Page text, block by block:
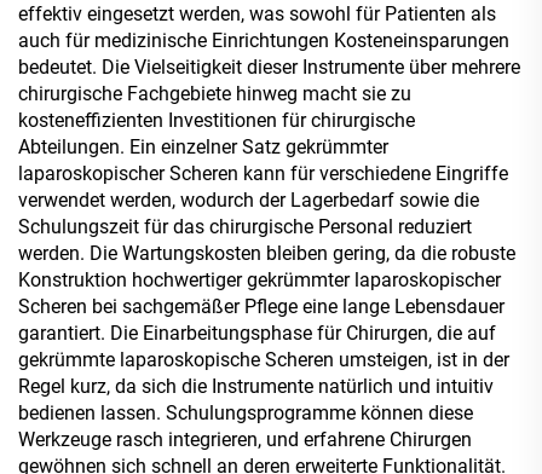
effektiv eingesetzt werden, was sowohl für Patienten als
auch für medizinische Einrichtungen Kosteneinsparungen
bedeutet. Die Vielseitigkeit dieser Instrumente über mehrere
chirurgische Fachgebiete hinweg macht sie zu
kosteneffizienten Investitionen für chirurgische
Abteilungen. Ein einzelner Satz gekrümmter
laparoskopischer Scheren kann für verschiedene Eingriffe
verwendet werden, wodurch der Lagerbedarf sowie die
Schulungszeit für das chirurgische Personal reduziert
werden. Die Wartungskosten bleiben gering, da die robuste
Konstruktion hochwertiger gekrümmter laparoskopischer
Scheren bei sachgemäßer Pflege eine lange Lebensdauer
garantiert. Die Einarbeitungsphase für Chirurgen, die auf
gekrümmte laparoskopische Scheren umsteigen, ist in der
Regel kurz, da sich die Instrumente natürlich und intuitiv
bedienen lassen. Schulungsprogramme können diese
Werkzeuge rasch integrieren, und erfahrene Chirurgen
gewöhnen sich schnell an deren erweiterte Funktionalität.